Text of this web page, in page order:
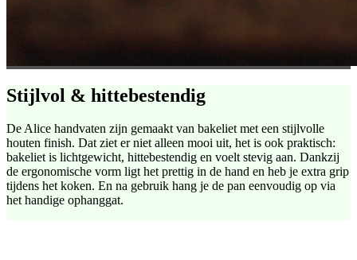
Stijlvol & hittebestendig
De Alice handvaten zijn gemaakt van bakeliet met een stijlvolle
houten finish. Dat ziet er niet alleen mooi uit, het is ook praktisch:
bakeliet is lichtgewicht, hittebestendig en voelt stevig aan. Dankzij
de ergonomische vorm ligt het prettig in de hand en heb je extra grip
tijdens het koken. En na gebruik hang je de pan eenvoudig op via
het handige ophanggat.